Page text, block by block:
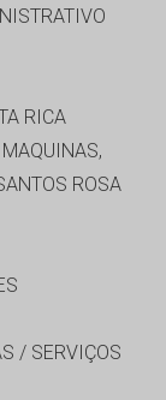
RICA
ROSA
/ SERVIÇOS